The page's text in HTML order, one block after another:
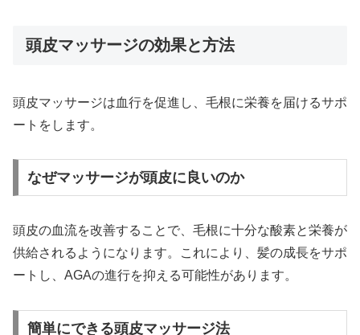
頭皮マッサージの効果と方法
頭皮マッサージは血行を促進し、毛根に栄養を届けるサポ
ートをします。
なぜマッサージが頭皮に良いのか
頭皮の血流を改善することで、毛根に十分な酸素と栄養が
供給されるようになります。これにより、髪の成長をサポ
ートし、AGAの進行を抑える可能性があります。
簡単にできる頭皮マッサージ法